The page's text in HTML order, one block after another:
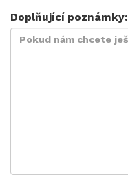
Doplňující poznámky: